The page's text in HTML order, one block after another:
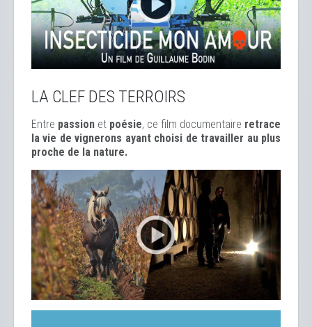
LA CLEF DES TERROIRS
Entre passion et poésie, ce film documentaire retrace
la vie de vignerons ayant choisi de travailler au plus
proche de la nature.